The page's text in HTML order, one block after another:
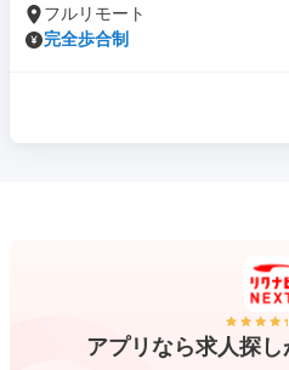
フルリモート
完全歩合制
アプリなら求人探し